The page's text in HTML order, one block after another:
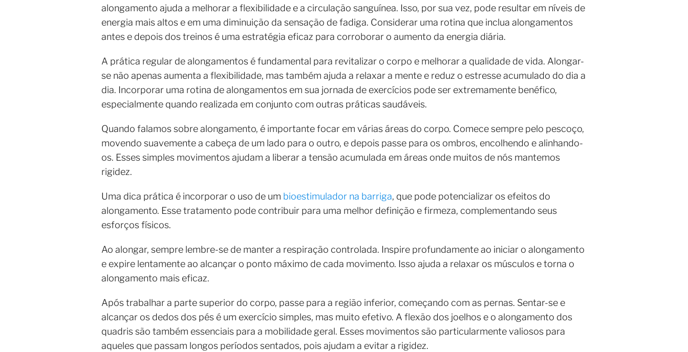
alongamento ajuda a melhorar a flexibilidade e a circulação sanguínea. Isso, por sua vez, pode resultar em níveis de
energia mais altos e em uma diminuição da sensação de fadiga. Considerar uma rotina que inclua alongamentos
antes e depois dos treinos é uma estratégia eficaz para corroborar o aumento da energia diária.
A prática regular de alongamentos é fundamental para revitalizar o corpo e melhorar a qualidade de vida. Alongar-
se não apenas aumenta a flexibilidade, mas também ajuda a relaxar a mente e reduz o estresse acumulado do dia a
dia. Incorporar uma rotina de alongamentos em sua jornada de exercícios pode ser extremamente benéfico,
especialmente quando realizada em conjunto com outras práticas saudáveis.
Quando falamos sobre alongamento, é importante focar em várias áreas do corpo. Comece sempre pelo pescoço,
movendo suavemente a cabeça de um lado para o outro, e depois passe para os ombros, encolhendo e alinhando-
os. Esses simples movimentos ajudam a liberar a tensão acumulada em áreas onde muitos de nós mantemos
rigidez.
Uma dica prática é incorporar o uso de um bioestimulador na barriga, que pode potencializar os efeitos do
alongamento. Esse tratamento pode contribuir para uma melhor definição e firmeza, complementando seus
esforços físicos.
Ao alongar, sempre lembre-se de manter a respiração controlada. Inspire profundamente ao iniciar o alongamento
e expire lentamente ao alcançar o ponto máximo de cada movimento. Isso ajuda a relaxar os músculos e torna o
alongamento mais eficaz.
Após trabalhar a parte superior do corpo, passe para a região inferior, começando com as pernas. Sentar-se e
alcançar os dedos dos pés é um exercício simples, mas muito efetivo. A flexão dos joelhos e o alongamento dos
quadris são também essenciais para a mobilidade geral. Esses movimentos são particularmente valiosos para
aqueles que passam longos períodos sentados, pois ajudam a evitar a rigidez.